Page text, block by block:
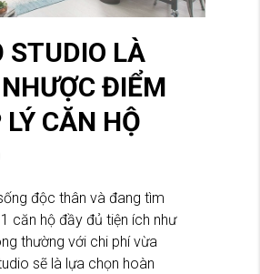
STUDIO LÀ
ĐIỂM
CĂN HỘ
độc thân và đang tìm
căn hộ đầy đủ tiện ích như
thường với chi phí vừa
sẽ là lựa chọn hoàn